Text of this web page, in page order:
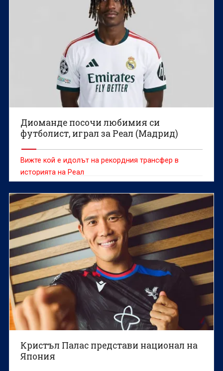
Диоманде посочи любимия си
футболист, играл за Реал (Мадрид)
Вижте кой е идолът на рекордния трансфер в
историята на Реал
Кристъл Палас представи национал на
Япония